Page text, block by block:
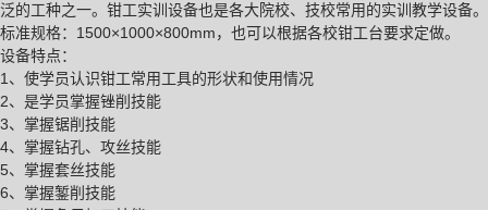
泛的工种之一。钳工实训设备也是各大院校、技校常用的实训教学设备。
标准规格：1500×1000×800mm，也可以根据各校钳工台要求定做。
设备特点：
1、使学员认识钳工常用工具的形状和使用情况
2、是学员掌握锉削技能
3、掌握锯削技能
4、掌握钻孔、攻丝技能
5、掌握套丝技能
6、掌握錾削技能